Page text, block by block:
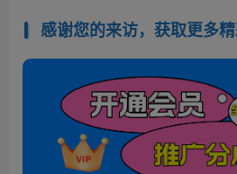
感谢您的来访，获取更多